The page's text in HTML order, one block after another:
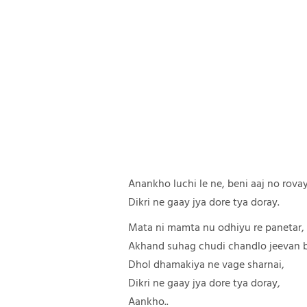
Anankho luchi le ne, beni aaj no
Dikri ne gaay jya dore tya doray.
Mata ni mamta nu odhiyu re panetar,
Akhand suhag chudi chandlo jeevan
Dhol dhamakiya ne vage sharnai,
Dikri ne gaay jya dore tya doray,
Aankho..